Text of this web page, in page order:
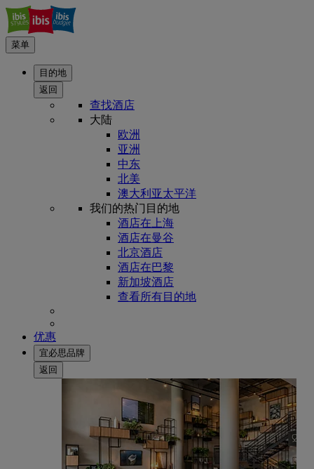
菜单
目的地
返回
查找酒店
大陆
欧洲
亚洲
中东
北美
澳大利亚太平洋
我们的热门目的地
酒店在上海
酒店在曼谷
北京酒店
酒店在巴黎
新加坡酒店
查看所有目的地
优惠
宜必思品牌
返回